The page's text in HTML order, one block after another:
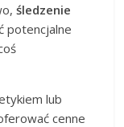
śledzenie
potencjalne
lub
cenne